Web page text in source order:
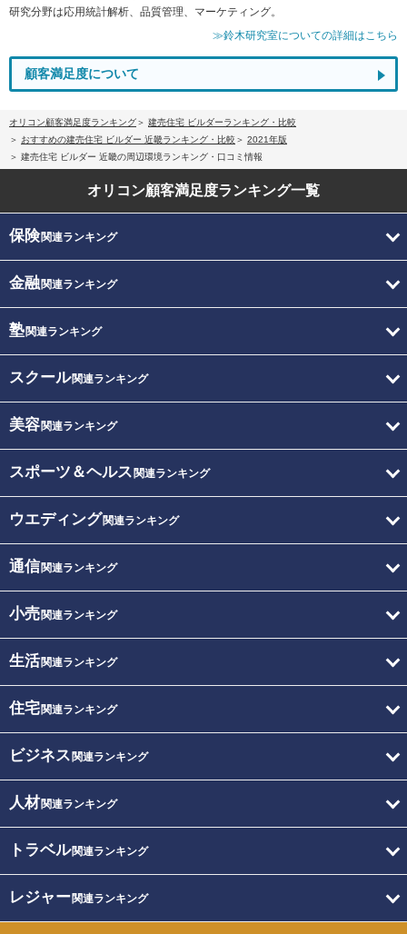
研究分野は応用統計解析、品質管理、マーケティング。
≫鈴木研究室についての詳細はこちら
顧客満足度について
オリコン顧客満足度ランキング
建売住宅 ビルダーランキング・比較
おすすめの建売住宅 ビルダー 近畿ランキング・比較
2021年版
建売住宅 ビルダー 近畿の周辺環境ランキング・口コミ情報
オリコン顧客満足度ランキング一覧
保険関連ランキング
金融関連ランキング
塾関連ランキング
スクール関連ランキング
美容関連ランキング
スポーツ＆ヘルス 関連ランキング
ウエディング関連ランキング
通信関連ランキング
小売関連ランキング
生活関連ランキング
住宅関連ランキング
ビジネス 関連ランキング
人材関連ランキング
トラベル関連ランキング
レジャー関連ランキング